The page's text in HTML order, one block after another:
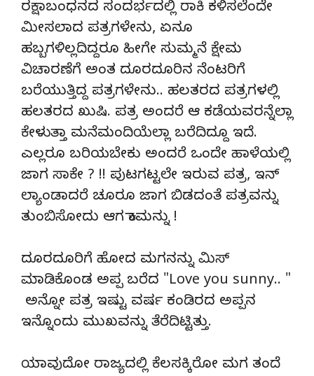
ರಕ್ಷಾಬಂಧನದ ಸಂದರ್ಭದಲ್ಲಿ ರಾಕಿ ಕಳಿಸಲೆಂದೇ
ಮೀಸಲಾದ ಪತ್ರಗಳೇನು, ಏನೂ
ಹಬ್ಬಗಳಿಲ್ಲದಿದ್ದರೂ ಹೀಗೇ ಸುಮ್ಮನೆ ಕ್ಷೇಮ
ವಿಚಾರಣೆಗೆ ಅಂತ ದೂರದೂರಿನ ನೆಂಟರಿಗೆ
ಬರೆಯುತ್ತಿದ್ದ ಪತ್ರಗಳೇನು.. ಹಲತರದ ಪತ್ರಗಳಲ್ಲಿ
ಹಲತರದ ಖುಷಿ. ಪತ್ರ ಅಂದರೆ ಆ ಕಡೆಯವರನ್ನೆಲ್ಲಾ
ಕೇಳುತ್ತಾ ಮನೆಮಂದಿಯೆಲ್ಲಾ ಬರೆದಿದ್ದೂ ಇದೆ.
ಎಲ್ಲರೂ ಬರಿಯಬೇಕು ಅಂದರೆ ಒಂದೇ ಹಾಳೆಯಲ್ಲಿ
ಜಾಗ ಸಾಕೇ ? !! ಪುಟಗಟ್ಟಲೇ ಇರುವ ಪತ್ರ, ಇನ್
ಲ್ಯಾಂಡಾದರೆ ಚೂರೂ ಜಾಗ ಬಿಡದಂತೆ ಪತ್ರವನ್ನು
ತುಂಬಿಸೋದು ಆಗ ಕಾಮನ್ನು !
ದೂರದೂರಿಗೆ ಹೋದ ಮಗನನ್ನು ಮಿಸ್
ಮಾಡಿಕೊಂಡ ಅಪ್ಪ ಬರೆದ "Love you sunny.. "
ಅನ್ನೋ ಪತ್ರ ಇಷ್ಟು ವರ್ಷ ಕಂಡಿರದ ಅಪ್ಪನ
ಇನ್ನೊಂದು ಮುಖವನ್ನು ತೆರೆದಿಟ್ಟಿತ್ತು.
ಯಾವುದೋ ರಾಜ್ಯದಲ್ಲಿ ಕೆಲಸಕ್ಕಿರೋ ಮಗ ತಂದೆ